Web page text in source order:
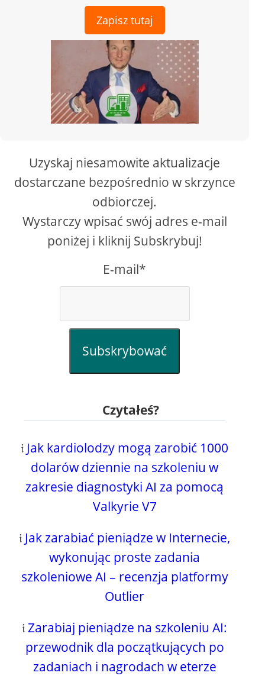
Zapisz tutaj
Uzyskaj niesamowite aktualizacje
dostarczane bezpośrednio w skrzynce
odbiorczej.
Wystarczy wpisać swój adres e-mail
poniżej i kliknij Subskrybuj!
E-mail*
Subskrybować
Czytałeś?
𝔦 Jak kardiolodzy mogą zarobić 1000
dolarów dziennie na szkoleniu w
zakresie diagnostyki AI za pomocą
Valkyrie V7
𝔦 Jak zarabiać pieniądze w Internecie,
wykonując proste zadania
szkoleniowe AI – recenzja platformy
Outlier
𝔦Zarabiaj pieniądze na szkoleniu AI:
przewodnik dla początkujących po
zadaniach i nagrodach w eterze